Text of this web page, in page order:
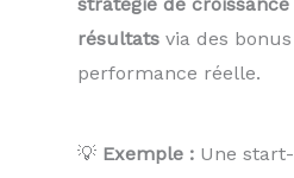
stratégie de
résultats via des
performance réelle.
💡 Exemple : Une